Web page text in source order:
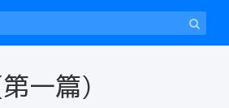
一篇)